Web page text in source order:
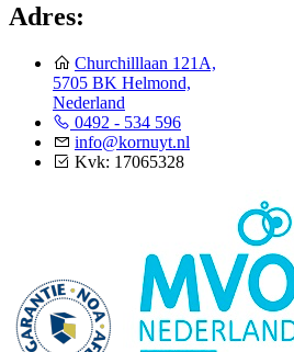
Adres:
Churchilllaan 121A,
5705 BK Helmond,
Nederland
0492 - 534 596
info@kornuyt.nl
Kvk: 17065328